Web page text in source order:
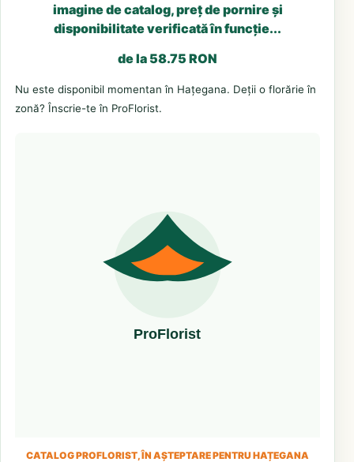
imagine de catalog, preț de pornire și
disponibilitate verificată în funcție...
de la 58.75 RON
Nu este disponibil momentan în Hațegana. Deții o florărie în
zonă? Înscrie-te în ProFlorist.
CATALOG PROFLORIST, ÎN AȘTEPTARE PENTRU HAȚEGANA